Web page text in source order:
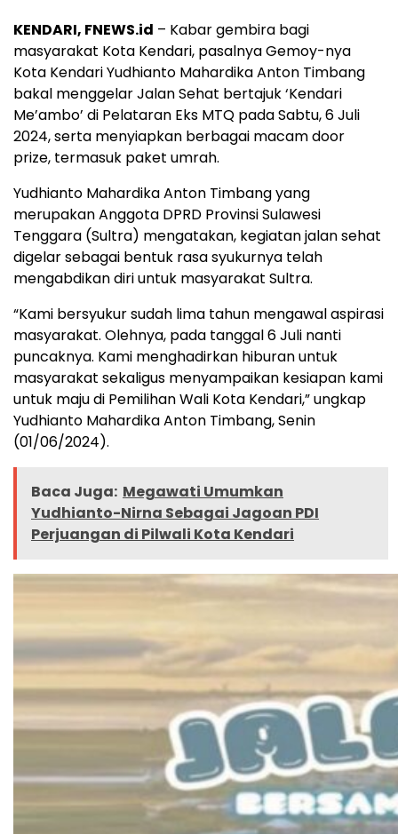
KENDARI, FNEWS.id – Kabar gembira bagi
masyarakat Kota Kendari, pasalnya Gemoy-nya
Kota Kendari Yudhianto Mahardika Anton Timbang
bakal menggelar Jalan Sehat bertajuk ‘Kendari
Me’ambo’ di Pelataran Eks MTQ pada Sabtu, 6 Juli
2024, serta menyiapkan berbagai macam door
prize, termasuk paket umrah.
Yudhianto Mahardika Anton Timbang yang
merupakan Anggota DPRD Provinsi Sulawesi
Tenggara (Sultra) mengatakan, kegiatan jalan sehat
digelar sebagai bentuk rasa syukurnya telah
mengabdikan diri untuk masyarakat Sultra.
“Kami bersyukur sudah lima tahun mengawal aspirasi
masyarakat. Olehnya, pada tanggal 6 Juli nanti
puncaknya. Kami menghadirkan hiburan untuk
masyarakat sekaligus menyampaikan kesiapan kami
untuk maju di Pemilihan Wali Kota Kendari,” ungkap
Yudhianto Mahardika Anton Timbang, Senin
(01/06/2024).
Baca Juga: Megawati Umumkan
Yudhianto-Nirna Sebagai Jagoan PDI
Perjuangan di Pilwali Kota Kendari